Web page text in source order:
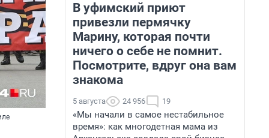
В уфимский приют
привезли пермячку
Марину, которая почти
ничего о себе не помнит.
Посмотрите, вдруг она вам
знакома
5 августа 24 956 19
«Мы начали в самое нестабильное
время»: как многодетная мама из